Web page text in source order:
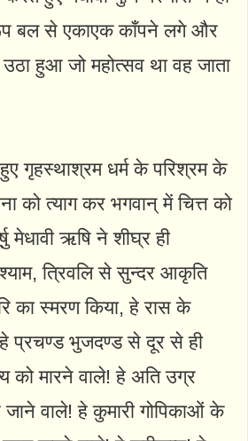
बल से एकाएक काँपने लगे और
हुआ जो महोत्सव था वह जाता
गृहस्थाश्रम धर्म के परिश्रम के
को त्याग कर भगवान् में चित्त को
मेधावी ऋषि ने शीघ्र ही
त्रिवलि से सुन्दर आकृति
का स्मरण किया, हे रास के
हे प्रचण्ड भुजदण्ड से दूर से ही
मारने वाले! हे अति उग्र
वाले! हे कुमारी गोपिकाओं के